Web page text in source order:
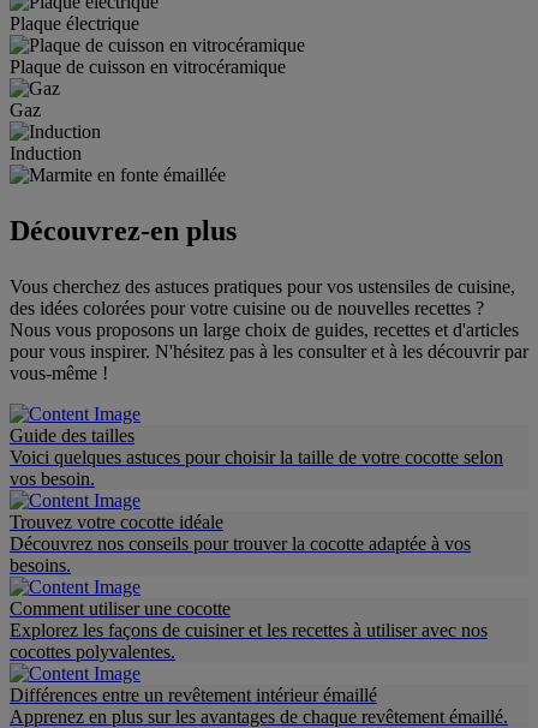
Plaque électrique
Plaque de cuisson en vitrocéramique
Gaz
Induction
Découvrez-en plus
Vous cherchez des astuces pratiques pour vos ustensiles de cuisine,
des idées colorées pour votre cuisine ou de nouvelles recettes ?
Nous vous proposons un large choix de guides, recettes et d'articles
pour vous inspirer. N'hésitez pas à les consulter et à les découvrir par
vous-même !
Guide des tailles
Voici quelques astuces pour choisir la taille de votre cocotte selon
vos besoin.
Trouvez votre cocotte idéale
Découvrez nos conseils pour trouver la cocotte adaptée à vos
besoins.
Comment utiliser une cocotte
Explorez les façons de cuisiner et les recettes à utiliser avec nos
cocottes polyvalentes.
Différences entre un revêtement intérieur émaillé
Apprenez en plus sur les avantages de chaque revêtement émaillé.